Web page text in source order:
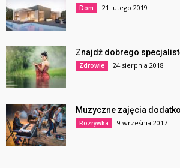
Dom 21 lutego 2019
Znajdź dobrego
Zdrowie 24 sierpnia 2018
Muzyczne zajęcia
Rozrywka 9 września 2017